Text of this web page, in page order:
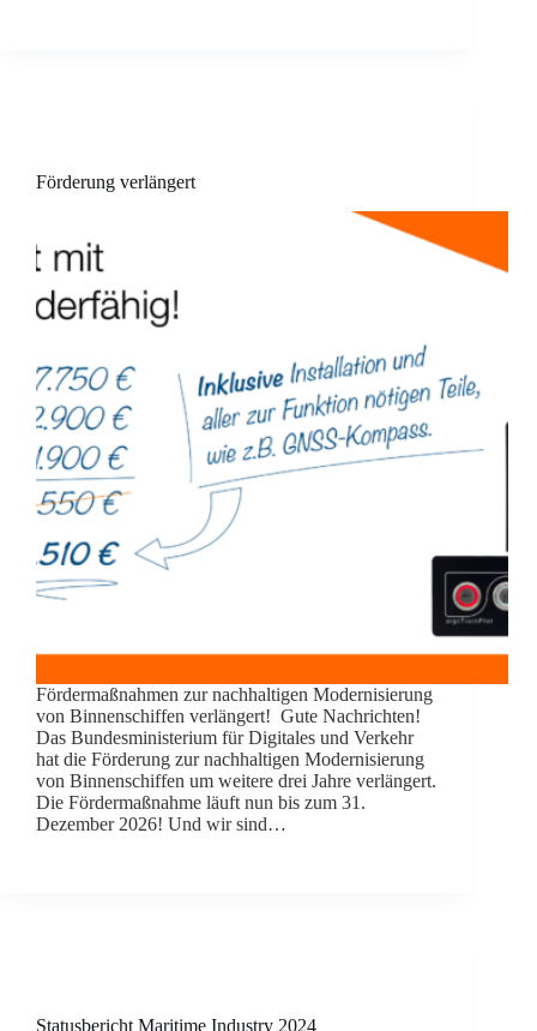
Förderung verlängert
Fördermaßnahmen zur nachhaltigen Modernisierung
von Binnenschiffen verlängert! Gute Nachrichten!
Das Bundesministerium für Digitales und Verkehr
hat die Förderung zur nachhaltigen Modernisierung
von Binnenschiffen um weitere drei Jahre verlängert.
Die Fördermaßnahme läuft nun bis zum 31.
Dezember 2026! Und wir sind…
Statusbericht Maritime Industry 2024